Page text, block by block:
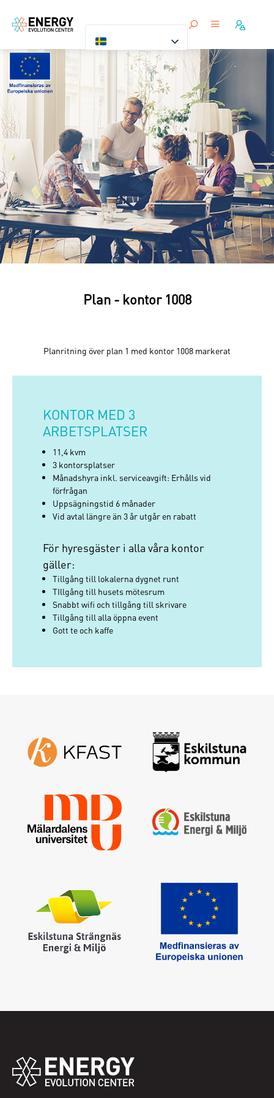
Plan - kontor 1008
Planritning över plan 1 med kontor 1008 markerat
KONTOR MED 3
ARBETSPLATSER
11,4 kvm
3 kontorsplatser
Månadshyra inkl. serviceavgift: Erhålls vid
förfrågan
Uppsägningstid 6 månader
Vid avtal längre än 3 år utgår en rabatt
För hyresgäster i alla våra kontor
gäller:
Tillgång till lokalerna dygnet runt
TIllgång till husets mötesrum
Snabbt wifi och tillgång till skrivare
Tillgång till alla öppna event
Gott te och kaffe
Logga in
Glömt lösenordet ?
Fyll i din e-postadress så skickas ett nytt